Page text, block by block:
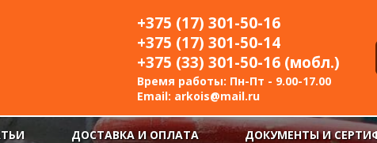
+375 (17) 301-50-16
+375 (17) 301-50-14
+375 (33) 301-50-16 (мобл.)
Время работы: Пн-Пт - 9.00-17.00
Email: arkois@mail.ru
ДОСТАВКА И ОПЛАТА ДОКУМЕНТЫ И